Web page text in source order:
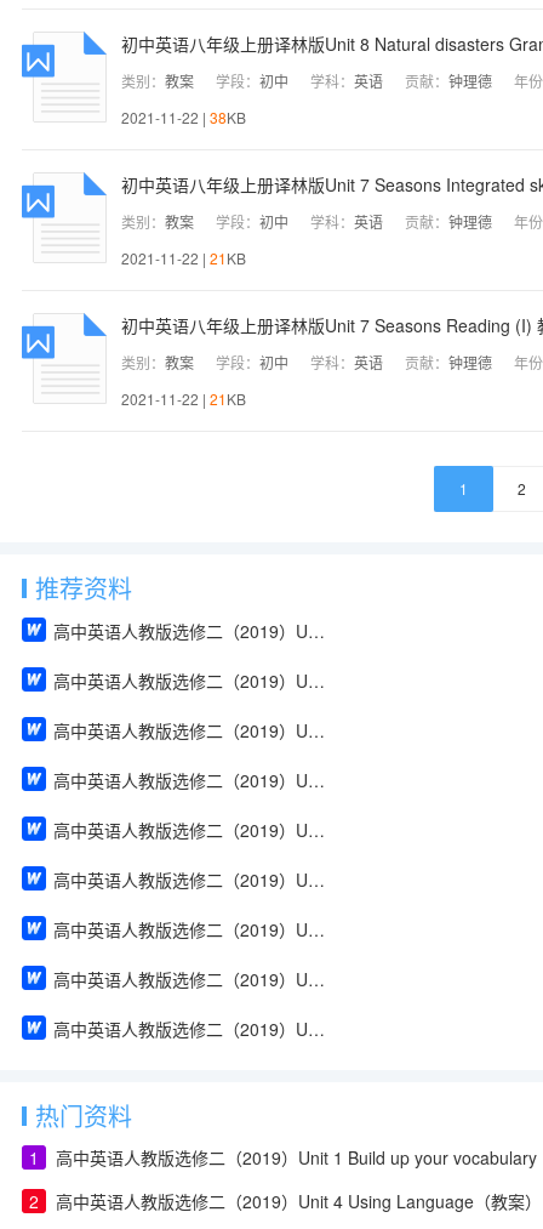
初中英语八年级上册译林版Unit 8 Natural disasters
类别： 教案 学段： 初中 学科： 英语 贡献： 钟理德
年
2021-11-22 | 38KB
初中英语八年级上册译林版Unit 7 Seasons Integrated
类别： 教案 学段： 初中 学科： 英语 贡献： 钟理德
年
2021-11-22 | 21KB
初中英语八年级上册译林版Unit 7 Seasons Reading (I)
类别： 教案 学段： 初中 学科： 英语 贡献： 钟理德
年
2021-11-22 | 21KB
1 2
推荐资料
高中英语人教版选修二（2019）Unit 1 Build up your vocabulary（教案）
高中英语人教版选修二（2019）Unit 4 Using Language（教案）
高中英语人教版选修二（2019）Unit 2 Using Language（教案）
高中英语人教版选修二（2019）Unit 2 Reading and Thinking（教案）
高中英语人教版选修二（2019）Unit 2 Discover useful structures（教案）
高中英语人教版选修二（2019）Unit 2 Build up your vocabulary（教案）
高中英语人教版选修二（2019）Unit 2 Assessing Your Progress & Project（教案）
高中英语人教版选修二（2019）Unit 1 Using Language（教案）
高中英语人教版选修二（2019）Unit 1 Reading and Thinking（教案）
热门资料
1
高中英语人教版选修二（2019）Unit 1 Build up your vocabulary
2
高中英语人教版选修二（2019）Unit 4 Using Language（教案）